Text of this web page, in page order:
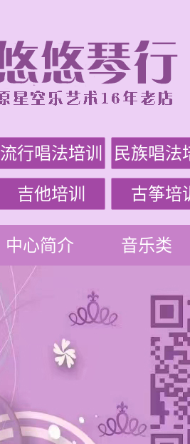
流行唱法培训 民族唱法
吉他培训 古筝培
中心简介 音乐类